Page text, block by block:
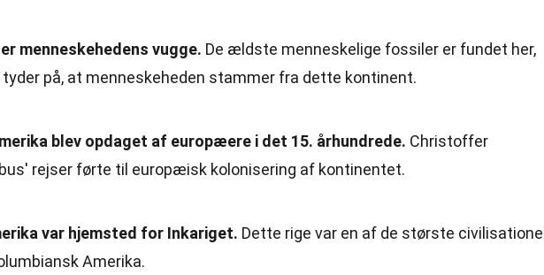
menneskehedens vugge. De ældste menneskelige fossiler er fundet her,
tyder på, at menneskeheden stammer fra dette kontinent.
blev opdaget af europæere i det 15. århundrede. Christoffer
rejser førte til europæisk kolonisering af kontinentet.
var hjemsted for Inkariget. Dette rige var en af de største
Amerika.